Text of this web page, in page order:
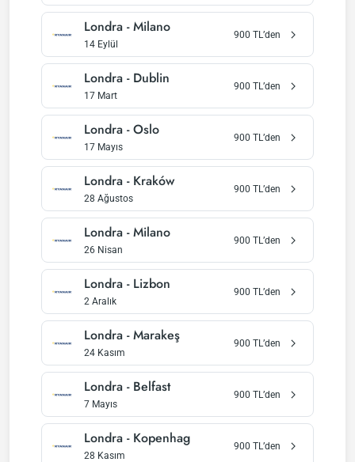
Londra -Milano
14 Eylül
900 TL’den
Londra - Dublin
17 Mart
900 TL’den
Londra -Oslo
17 Mayıs
900 TL’den
Londra - Kraków
28 Ağustos
900 TL’den
Londra -Milano
26 Nisan
900 TL’den
Londra - Lizbon
2 Aralık
900 TL’den
Londra -Marakeş
24 Kasım
900 TL’den
Londra - Belfast
7 Mayıs
900 TL’den
Londra - Kopenhag
28 Kasım
900 TL’den